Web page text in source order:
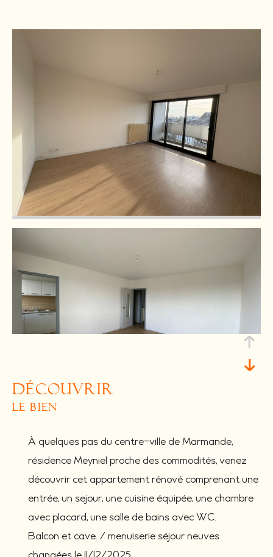
découvrir
le bien
À quelques pas du centre-ville de Marmande,
résidence Meyniel proche des commodités, venez
découvrir cet appartement rénové comprenant une
entrée, un sejour, une cuisine équipée, une chambre
avec placard, une salle de bains avec WC.
Balcon et cave. / menuiserie séjour neuves